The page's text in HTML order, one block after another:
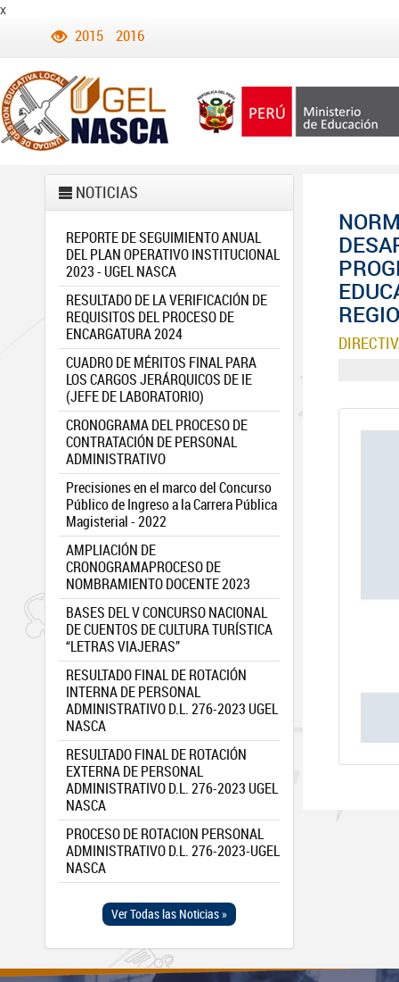
x
2015 2016
NOTICIAS
REPORTE DE SEGUIMIENTO ANUAL
DEL PLAN OPERATIVO INSTITUCIONAL
2023 - UGEL NASCA
RESULTADO DE LA VERIFICACIÓN DE
REQUISITOS DEL PROCESO DE
ENCARGATURA 2024
CUADRO DE MÉRITOS FINAL PARA
LOS CARGOS JERÁRQUICOS DE IE
(JEFE DE LABORATORIO)
CRONOGRAMA DEL PROCESO DE
CONTRATACIÓN DE PERSONAL
ADMINISTRATIVO
Precisiones en el marco del Concurso
Público de Ingreso a la Carrera Pública
Magisterial - 2022
AMPLIACIÓN DE
CRONOGRAMAPROCESO DE
NOMBRAMIENTO DOCENTE 2023
BASES DEL V CONCURSO NACIONAL
DE CUENTOS DE CULTURA TURÍSTICA
“LETRAS VIAJERAS”
RESULTADO FINAL DE ROTACIÓN
INTERNA DE PERSONAL
ADMINISTRATIVO D.L. 276-2023 UGEL
NASCA
RESULTADO FINAL DE ROTACIÓN
EXTERNA DE PERSONAL
ADMINISTRATIVO D.L. 276-2023 UGEL
NASCA
PROCESO DE ROTACION PERSONAL
ADMINISTRATIVO D.L. 276-2023-UGEL
NASCA
Ver Todas las Noticias »